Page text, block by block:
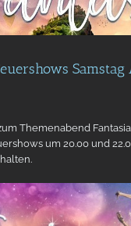
Samstag
Themenabend
um 20.00 und